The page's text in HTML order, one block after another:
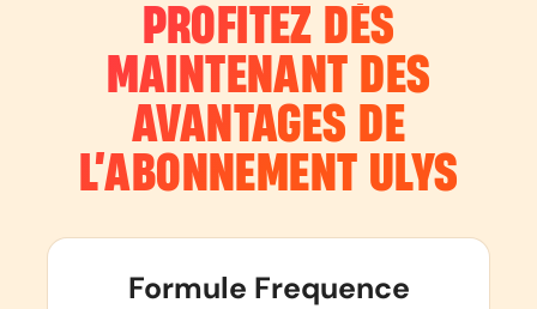
PROFITEZ DÈS
MAINTENANT DES
AVANTAGES DE
L’ABONNEMENT ULYS
Formule Frequence